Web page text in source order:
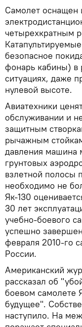
Самолет оснащен
четырехкратным
безопасное
фонарь кабины) в
ситуациях, даже
нулевой высоте.
Авиатехники
обслуживании и
защитным
рычажным
давления машина
грунтовых
взлетной полосы
необходимо не
Як-130
30 лет
учебно-боевого
успешно
февраля 2010-го
России.
Американский
рассказал об
боевом самолете
будущее".
наступило. На